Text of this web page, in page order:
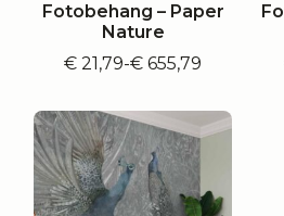
Fotobehang – Paper
Nature
€ 21,79-€ 655,79
Prijsklasse:
tot
€ 655,79